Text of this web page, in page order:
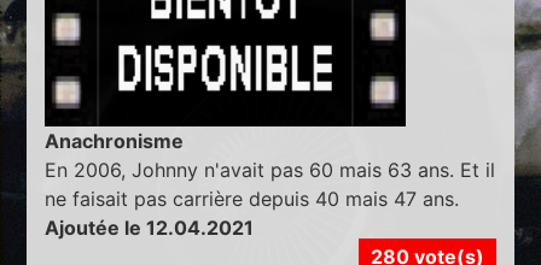
Anachronisme
En 2006, Johnny n'avait pas 60 mais 63 ans. Et il
ne faisait pas carrière depuis 40 mais 47 ans.
Ajoutée le 12.04.2021
280 vote(s)